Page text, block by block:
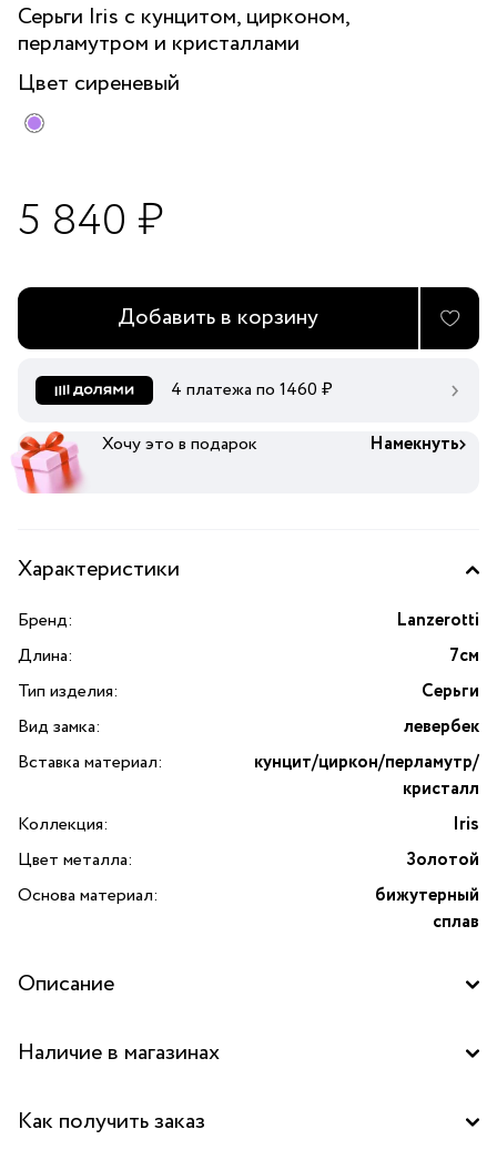
Серьги Iris с кунцитом, цирконом,
перламутром и кристаллами
Цвет сиреневый
5 840 ₽
Добавить в корзину
4 платежа по 1460 ₽
Хочу это в подарок Намекнуть
Характеристики
Бренд:
Lanzerotti
Длина:
7см
Тип изделия:
Серьги
Вид замка:
левербек
Вставка материал:
кунцит/циркон/перламутр/
кристалл
Коллекция:
Iris
Цвет металла:
Золотой
Основа материал:
бижутерный
сплав
Описание
и кристаллами от бренда Lanzerotti — это элегантное
образа. Дизайн серёг вдохновлён итальянской роскошью
Наличие в магазинах
Бутик "La Nature" в ТРК "FORT", Москва
Как получить заказ